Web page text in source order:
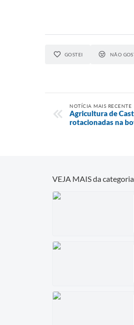
GOSTEI NÃO
NOTÍCIA MAIS RECENTE
Agricultura de
rotacionadas na
VEJA MAIS da categoria